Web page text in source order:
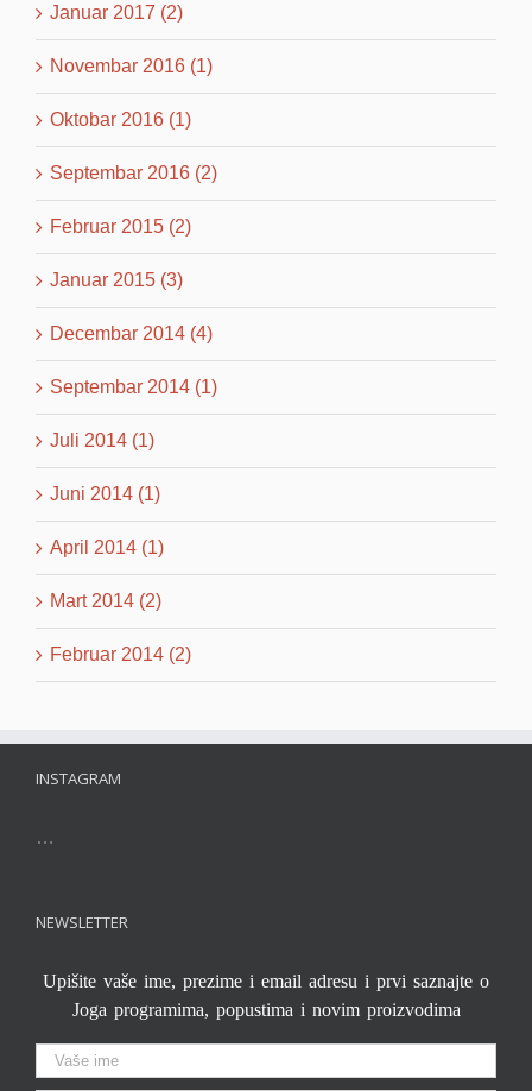
Januar 2017 (2)
Novembar 2016 (1)
Oktobar 2016 (1)
Septembar 2016 (2)
Februar 2015 (2)
Januar 2015 (3)
Decembar 2014 (4)
Septembar 2014 (1)
Juli 2014 (1)
Juni 2014 (1)
April 2014 (1)
Mart 2014 (2)
Februar 2014 (2)
INSTAGRAM
…
NEWSLETTER
Upišite vaše ime, prezime i email adresu i prvi saznajte o
Joga programima, popustima i novim proizvodima